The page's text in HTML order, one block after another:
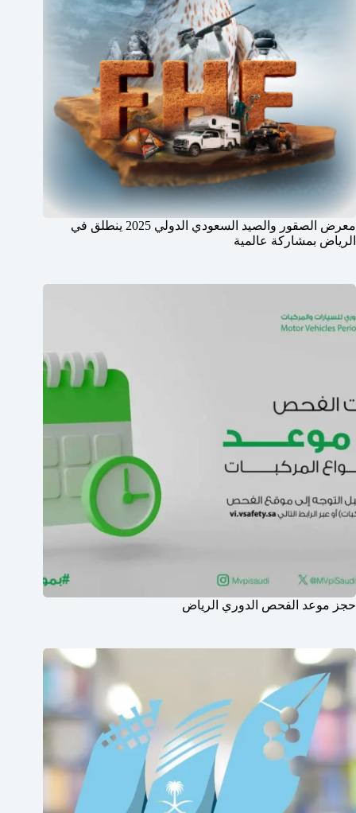
معرض الصقور والصيد السعودي الدولي 2025 ينطلق في
الرياض بمشاركة عالمية
حجز موعد الفحص الدوري الرياض